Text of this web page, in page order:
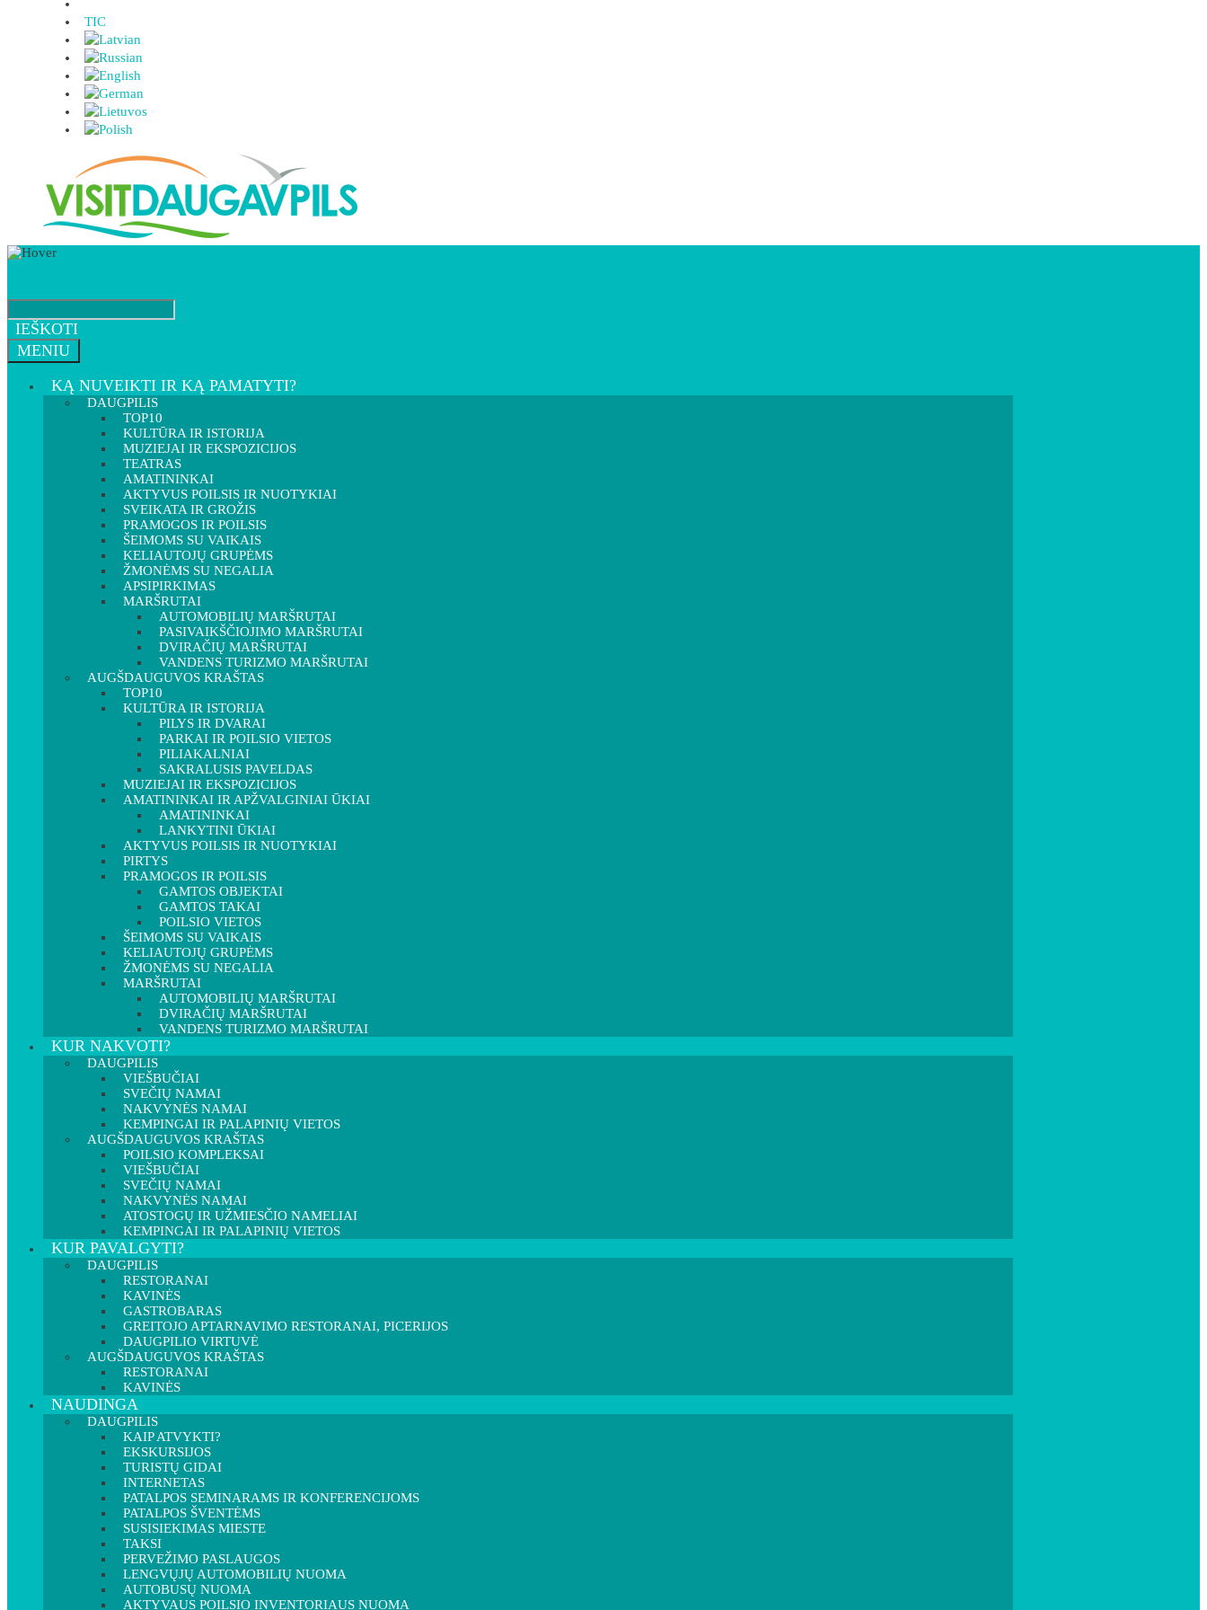
TIC
IEŠKOTI
MENIU
KĄ NUVEIKTI IR KĄ PAMATYTI?
DAUGPILIS
TOP10
KULTŪRA IR ISTORIJA
MUZIEJAI IR EKSPOZICIJOS
TEATRAS
AMATININKAI
AKTYVUS POILSIS IR NUOTYKIAI
SVEIKATA IR GROŽIS
PRAMOGOS IR POILSIS
ŠEIMOMS SU VAIKAIS
KELIAUTOJŲ GRUPĖMS
ŽMONĖMS SU NEGALIA
APSIPIRKIMAS
MARŠRUTAI
AUTOMOBILIŲ MARŠRUTAI
PASIVAIKŠČIOJIMO MARŠRUTAI
DVIRAČIŲ MARŠRUTAI
VANDENS TURIZMO MARŠRUTAI
AUGŠDAUGUVOS KRAŠTAS
TOP10
KULTŪRA IR ISTORIJA
PILYS IR DVARAI
PARKAI IR POILSIO VIETOS
PILIAKALNIAI
SAKRALUSIS PAVELDAS
MUZIEJAI IR EKSPOZICIJOS
AMATININKAI IR APŽVALGINIAI ŪKIAI
AMATININKAI
LANKYTINI ŪKIAI
AKTYVUS POILSIS IR NUOTYKIAI
PIRTYS
PRAMOGOS IR POILSIS
GAMTOS OBJEKTAI
GAMTOS TAKAI
POILSIO VIETOS
ŠEIMOMS SU VAIKAIS
KELIAUTOJŲ GRUPĖMS
ŽMONĖMS SU NEGALIA
MARŠRUTAI
AUTOMOBILIŲ MARŠRUTAI
DVIRAČIŲ MARŠRUTAI
VANDENS TURIZMO MARŠRUTAI
KUR NAKVOTI?
DAUGPILIS
VIEŠBUČIAI
SVEČIŲ NAMAI
NAKVYNĖS NAMAI
KEMPINGAI IR PALAPINIŲ VIETOS
AUGŠDAUGUVOS KRAŠTAS
POILSIO KOMPLEKSAI
VIEŠBUČIAI
SVEČIŲ NAMAI
NAKVYNĖS NAMAI
ATOSTOGŲ IR UŽMIESČIO NAMELIAI
KEMPINGAI IR PALAPINIŲ VIETOS
KUR PAVALGYTI?
DAUGPILIS
RESTORANAI
KAVINĖS
GASTROBARAS
GREITOJO APTARNAVIMO RESTORANAI, PICERIJOS
DAUGPILIO VIRTUVĖ
AUGŠDAUGUVOS KRAŠTAS
RESTORANAI
KAVINĖS
NAUDINGA
DAUGPILIS
KAIP ATVYKTI?
EKSKURSIJOS
TURISTŲ GIDAI
INTERNETAS
PATALPOS SEMINARAMS IR KONFERENCIJOMS
PATALPOS ŠVENTĖMS
SUSISIEKIMAS MIESTE
TAKSI
PERVEŽIMO PASLAUGOS
LENGVŲJŲ AUTOMOBILIŲ NUOMA
AUTOBUSŲ NUOMA
AKTYVAUS POILSIO INVENTORIAUS NUOMA